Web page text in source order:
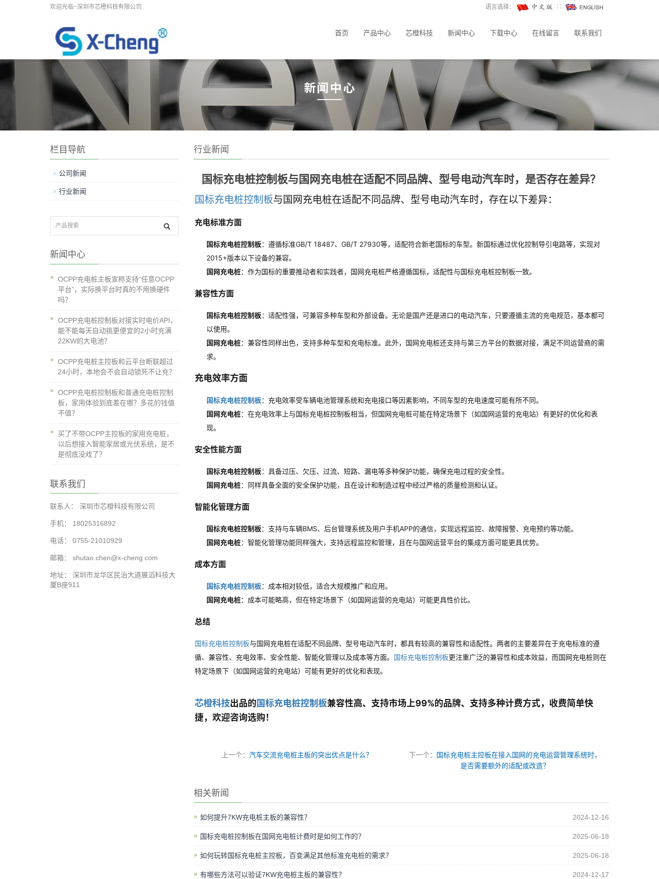
欢迎光临~深圳市芯橙科技有限公司 语言选择： ∷
首页 产品中心 芯橙科技 新闻中心 下载中心 在线留言 联系我们
行业新闻
国标充电桩控制板与国网充电桩在适配不同品牌、型号电动汽车时，是否存在差异？
国标充电桩控制板与国网充电桩在适配不同品牌、型号电动汽车时，存在以下差异：
充电标准方面
国标充电桩控制板：遵循标准GB/T 18487、GB/T 27930等，适配符合新老国标的车型。新国标通过优化控制导引电路等，实现对
2015+版本以下设备的兼容。
国网充电桩：作为国标的重要推动者和实践者，国网充电桩严格遵循国标，适配性与国标充电桩控制板一致。
兼容性方面
国标充电桩控制板：适配性强，可兼容多种车型和外部设备。无论是国产还是进口的电动汽车，只要遵循主流的充电规范，基本都可
以使用。
国网充电桩：兼容性同样出色，支持多种车型和充电标准。此外，国网充电桩还支持与第三方平台的数据对接，满足不同运营商的需
求。
充电效率方面
国标充电桩控制板：充电效率受车辆电池管理系统和充电接口等因素影响，不同车型的充电速度可能有所不同。
国网充电桩：在充电效率上与国标充电桩控制板相当，但国网充电桩可能在特定场景下（如国网运营的充电站）有更好的优化和表
现。
安全性能方面
国标充电桩控制板：具备过压、欠压、过流、短路、漏电等多种保护功能，确保充电过程的安全性。
国网充电桩：同样具备全面的安全保护功能，且在设计和制造过程中经过严格的质量检测和认证。
智能化管理方面
国标充电桩控制板：支持与车辆BMS、后台管理系统及用户手机APP的通信，实现远程监控、故障报警、充电预约等功能。
国网充电桩：智能化管理功能同样强大，支持远程监控和管理，且在与国网运营平台的集成方面可能更具优势。
成本方面
国标充电桩控制板：成本相对较低，适合大规模推广和应用。
国网充电桩：成本可能略高，但在特定场景下（如国网运营的充电站）可能更具性价比。
总结
国标充电桩控制板与国网充电桩在适配不同品牌、型号电动汽车时，都具有较高的兼容性和适配性。两者的主要差异在于充电标准的遵
循、兼容性、充电效率、安全性能、智能化管理以及成本等方面。 国标充电桩控制板更注重广泛的兼容性和成本效益，而国网充电桩则在
特定场景下（如国网运营的充电站）可能有更好的优化和表现。
芯橙科技出品的国标充电桩控制板兼容性高、支持市场上99%的品牌、支持多种计费方式，收费简单快
捷，欢迎咨询选购！
上一个：汽车交流充电桩主板的突出优点是什么？ 下一个：
国标充电桩主控板在接入国网的充电运营管理系统时，
是否需要额外的适配或改造？
相关新闻
如何提升7KW充电桩主板的兼容性？ 2024-12-16
国标充电桩控制板在国网充电桩计费时是如何工作的？ 2025-06-18
如何玩转国标充电桩主控板，百变满足其他标准充电桩的需求？ 2025-06-18
有哪些方法可以验证7KW充电桩主板的兼容性？ 2024-12-17
栏目导航
公司新闻
行业新闻
新闻中心
OCPP充电桩主板宣称支持“任意OCPP
平台”，实际换平台时真的不用换硬件
吗？
OCPP充电桩控制板对接实时电价API，
能不能每天自动挑更便宜的2小时充满
22KW的大电池？
OCPP充电桩主控板和云平台断联超过
24小时，本地会不会自动锁死不让充？
OCPP充电桩控制板和普通充电桩控制
板，家用体验到底差在哪？多花的钱值
不值？
买了不带OCPP主控板的家用充电桩，
以后想接入智能家居或光伏系统，是不
是彻底没戏了？
联系我们
联系人： 深圳市芯橙科技有限公司
手机： 18025316892
电话： 0755-21010929
邮箱： shutao.chen@x-cheng.com
地址： 深圳市龙华区民治大道展滔科技大
厦B座911